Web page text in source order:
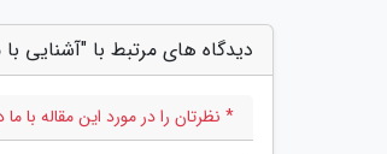
دیدگاه های مرتبط با "آشنایی با
* نظرتان را در مورد این مقاله با ما